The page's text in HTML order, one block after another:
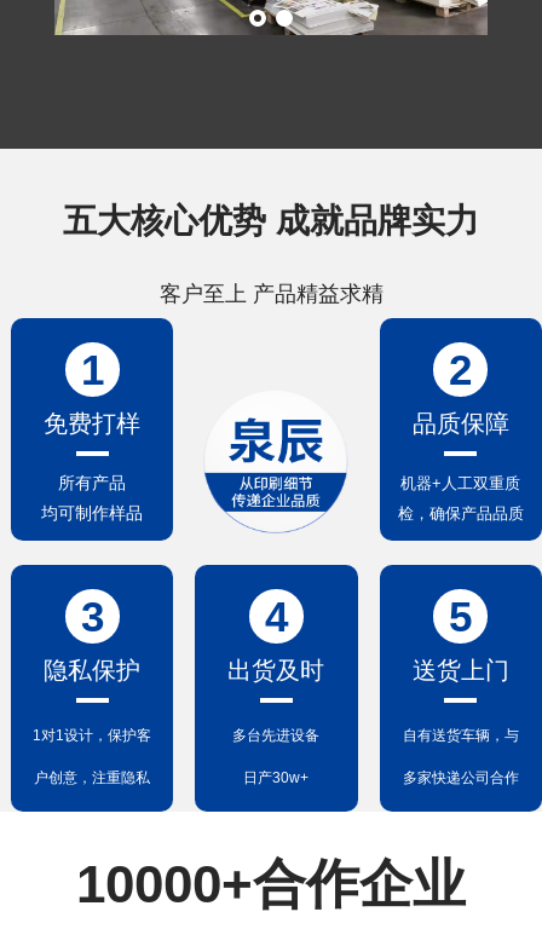
五大核心优势 成就品牌实力
客户至上 产品精益求精
1
免费打样
所有产品
均可制作样品
2
品质保障
机器+人工双重质
检，确保产品品质
3
隐私保护
1对1设计，保护客
户创意，注重隐私
4
出货及时
多台先进设备
日产30w+
5
送货上门
自有送货车辆，与
多家快递公司合作
10000+合作企业